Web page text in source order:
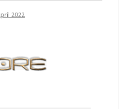
2022